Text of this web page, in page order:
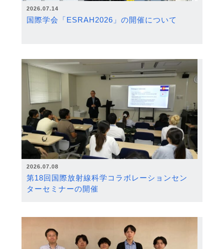
2026.07.14
国際学会「ESRAH2026」の開催について
2026.07.08
第18回国際放射線科学コラボレーションセン
ターセミナーの開催